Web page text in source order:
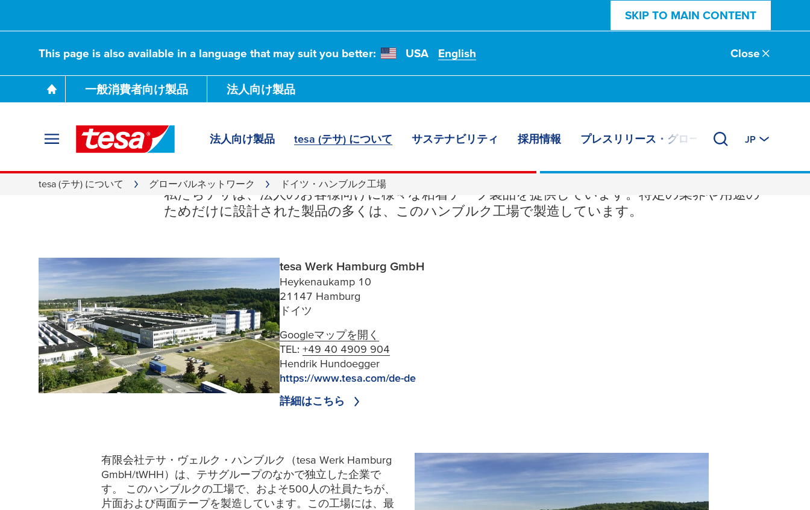
SKIP TO MAIN CONTENT
This page is also available in a language that may suit you better: USA English Close
一般消費者向け製品 法人向け製品
法人向け製品 tesa (テサ) について サステナビリティ 採用情報 プレスリリース・グローバルニュース
JP
tesa (テサ) について グローバルネットワーク ドイツ・ハンブルク工場
ドイツ・ハンブルク工場
私たちテサは、法人のお客様向けに様々な粘着テープ製品を提供しています。特定の業界や用途の
ためだけに設計された製品の多くは、このハンブルク工場で製造しています。
tesa Werk Hamburg GmbH
Heykenaukamp 10
21147 Hamburg
ドイツ
Googleマップを開く
TEL: +49 40 4909 904
Hendrik Hundoegger
https://www.tesa.com/de-de
詳細はこちら
有限会社テサ・ヴェルク・ハンブルク（tesa Werk Hamburg
GmbH/tWHH）は、テサグループのなかで独立した企業で
す。 このハンブルクの工場で、およそ500人の社員たちが、
片面および両面テープを製造しています。この工場には、最